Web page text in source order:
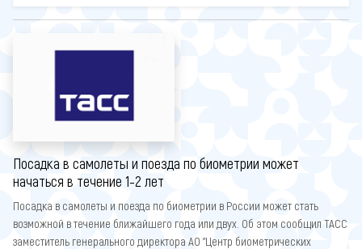
Посадка в самолеты и поезда по биометрии может
начаться в течение 1-2 лет
Посадка в самолеты и поезда по биометрии в России может стать
возможной в течение ближайшего года или двух. Об этом сообщил ТАСС
заместитель генерального директора АО "Центр биометрических